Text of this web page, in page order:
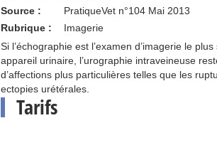
Source :
PratiqueVet n°104 Mai 2013
Rubrique :
Imagerie
Si l’échographie est l’examen d’imagerie le
appareil urinaire, l’urographie intraveineuse
d’affections plus particulières telles que les
ectopies urétérales.
Tarifs